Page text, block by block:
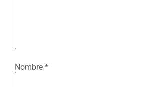
Nombre *